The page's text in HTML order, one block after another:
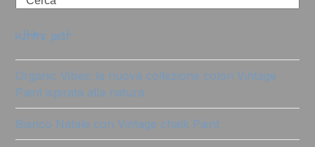
ultimi post
Organic Vibes: la nuova collezione colori Vintage
Paint ispirata alla natura
Bianco Natale con Vintage chalk Paint